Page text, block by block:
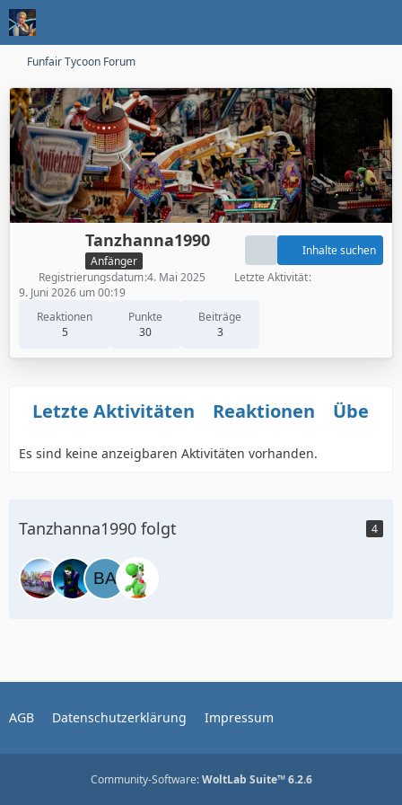
Funfair Tycoon Forum
Tanzhanna1990
Anfänger
Reaktionen
5
Punkte
30
Beiträge
3
Inhalte suchen
Registrierungsdatum 4. Mai 2025
Letzte Aktivität
9. Juni 2026 um 00:19
Letzte Aktivitäten Reaktionen Über
Es sind keine anzeigbaren Aktivitäten vorhanden.
Tanzhanna1990 folgt 4
AGB Datenschutzerklärung Impressum
Community-Software:WoltLab Suite™ 6.2.6